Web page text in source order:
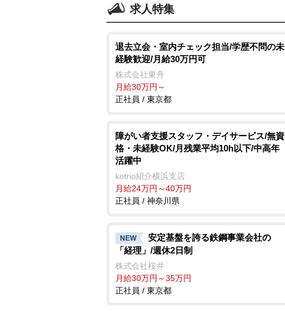
求人特集
退去立会・室内チェック担当/学歴不問の未
経験歓迎/月給30万円可
株式会社東舟
月給30万円～
正社員 / 東京都
障がい者支援スタッフ・デイサービス/無資
格・未経験OK/月残業平均10h以下/中高年
活躍中
kotrio紹介横浜支店
月給24万円～40万円
正社員 / 神奈川県
NEW
安定基盤を誇る鉄鋼事業会社の
「経理」/週休2日制
株式会社桜井
月給30万円～35万円
正社員 / 東京都